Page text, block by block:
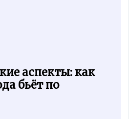
аспекты: как
бьёт по